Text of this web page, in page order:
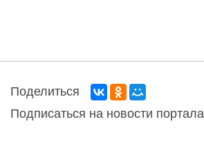
Поделиться
Подписаться на новости портала